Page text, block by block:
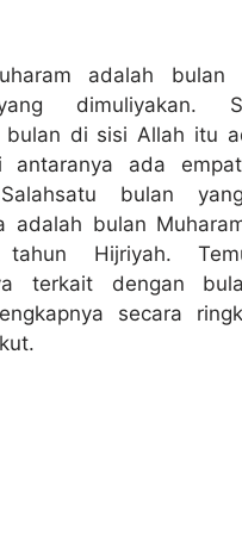
adalah bulan
dimuliyakan.
bulan di sisi Allah itu
antaranya ada
bulan
adalah bulan
tahun Hijriyah.
terkait dengan
secara